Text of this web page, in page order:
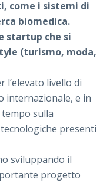
come i sistemi di
biomedica.
startup che si
(turismo, moda,
l’elevato livello di
internazionale, e in
sulla
presenti
sviluppando il
progetto